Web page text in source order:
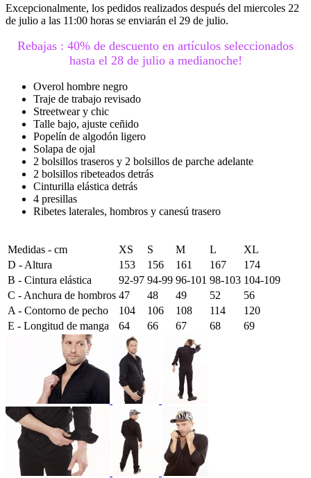
Excepcionalmente, los pedidos realizados después del miercoles 22
de julio a las 11:00 horas se enviarán el 29 de julio.
Rebajas : 40% de descuento en artículos seleccionados
hasta el 28 de julio a medianoche!
Overol hombre negro
Traje de trabajo revisado
Streetwear y chic
Talle bajo, ajuste ceñido
Popelín de algodón ligero
Solapa de ojal
2 bolsillos traseros y 2 bolsillos de parche adelante
2 bolsillos ribeteados detrás
Cinturilla elástica detrás
4 presillas
Ribetes laterales, hombros y canesú trasero
Medidas - cm XS S M L
XL
D - Altura
153 156 161 167
174
B - Cintura elástica
92-97 94-99 96-101 98-103 104-109
C - Anchura de hombros 47 48 49 52
56
A - Contorno de pecho
104 106 108 114
120
E - Longitud de manga
64 66 67 68 69